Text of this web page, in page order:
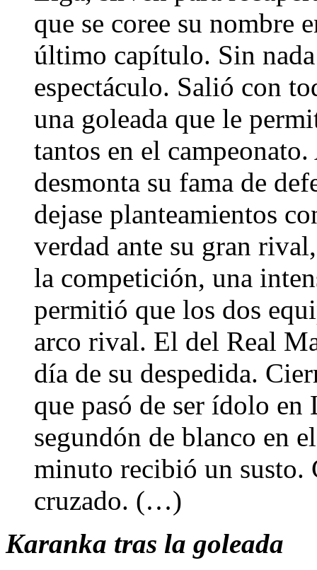
que se coree su nombre
último capítulo. Sin
espectáculo. Salió con
una goleada que le
tantos en el
desmonta su fama de
dejase planteamientos
verdad ante su gran
la competición, una
permitió que los dos
arco rival. El del Real
día de su despedida.
que pasó de ser ídolo
segundón de blanco en
minuto recibió un susto.
cruzado. (…)
Karanka tras la goleada